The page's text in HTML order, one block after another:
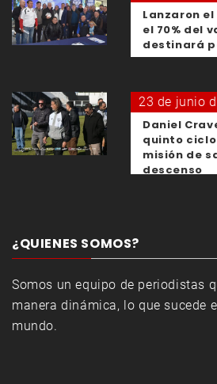
Lanzaron
el 70% del
destinará
23 de junio
Daniel
quinto ciclo
misión de
descenso
¿QUIENES SOMOS?
Somos un equipo de periodistas
manera dinámica, lo que sucede
mundo.